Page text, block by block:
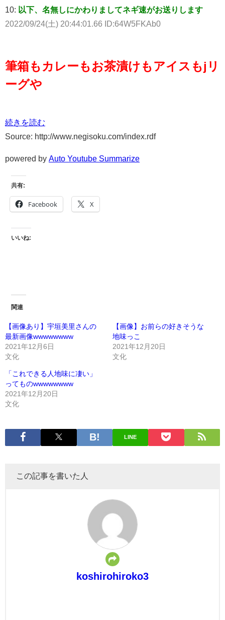
10: 以下、名無しにかわりましてネギ速がお送りします
2022/09/24(土) 20:44:01.66 ID:64W5FKAb0
筆箱もカレーもお茶漬けもアイスもjリ
ーグや
続きを読む
Source: http://www.negisoku.com/index.rdf
powered by Auto Youtube Summarize
共有:
Facebook X
いいね:
関連
【画像あり】宇垣美里さんの
最新画像wwwwwwww
2021年12月6日
文化
【画像】お前らの好きそうな
地味っこ
2021年12月20日
文化
「これできる人地味に凄い」
ってものwwwwwwww
2021年12月20日
文化
LINE
この記事を書いた人
koshirohiroko3